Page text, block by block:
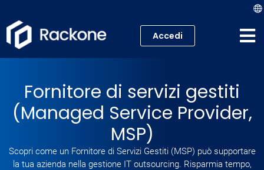
VPS
Server
Accedi
Fornitore di servizi gestiti
(Managed Service Provider,
MSP)
Scopri come un Fornitore di Servizi Gestiti (MSP) può supportare
la tua azienda nella gestione IT outsourcing. Risparmia tempo,